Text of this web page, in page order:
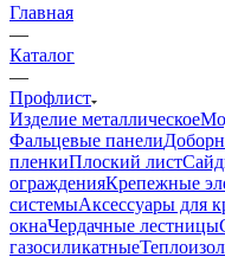
Главная
—
Каталог
—
Профлист
Изделие металлическое
Фальцевые панели
пленкиПлоский лист
огражденияКрепежные
системыАксессуары для
окнаЧердачные лестницы
газосиликатные